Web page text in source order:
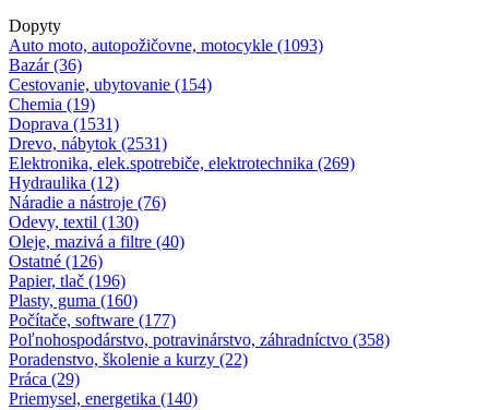
Dopyty
Auto moto, autopožičovne, motocykle (1093)
Bazár (36)
Cestovanie, ubytovanie (154)
Chemia (19)
Doprava (1531)
Drevo, nábytok (2531)
Elektronika, elek.spotrebiče, elektrotechnika (269)
Hydraulika (12)
Náradie a nástroje (76)
Odevy, textil (130)
Oleje, mazivá a filtre (40)
Ostatné (126)
Papier, tlač (196)
Plasty, guma (160)
Počítače, software (177)
Poľnohospodárstvo, potravinárstvo, záhradníctvo (358)
Poradenstvo, školenie a kurzy (22)
Práca (29)
Priemysel, energetika (140)